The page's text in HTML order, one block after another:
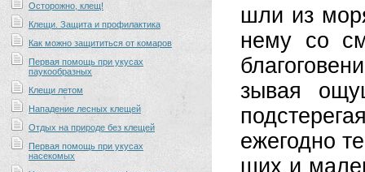
Осторожно, клещ!
Клещи. Защита и профилактика
Как можно защититься от комаров
Первая помощь при укусах
паукообразных
Клещи летом
Нападение лесных клещей
Отдых на природе без клещей
Первая помощь при укусах
насекомых
шли из
не­му со
зы­вая
еже­год­но
ших и